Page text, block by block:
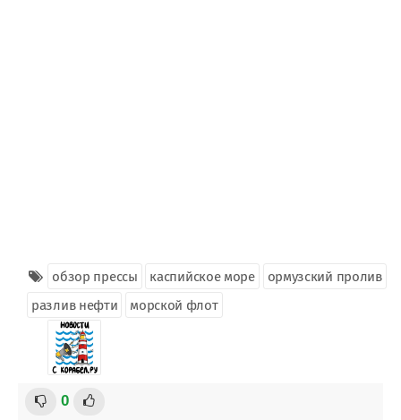
обзор прессы каспийское море
ормузский пролив
разлив нефти
морской флот
0